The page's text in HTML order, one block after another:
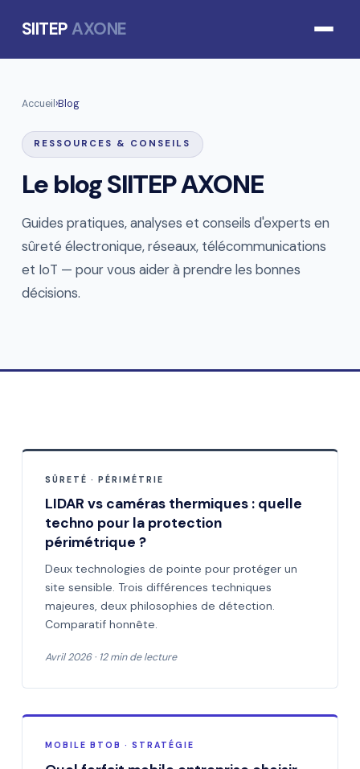
SIITEPAXONE
Accueil ›Blog
RESSOURCES & CONSEILS
Le blog SIITEP AXONE
Guides pratiques, analyses et conseils d'experts en
sûreté électronique, réseaux, télécommunications
et IoT — pour vous aider à prendre les bonnes
décisions.
SÛRETÉ · PÉRIMÉTRIE
LIDAR vs caméras thermiques : quelle
techno pour la protection
périmétrique ?
Deux technologies de pointe pour protéger un
site sensible. Trois différences techniques
majeures, deux philosophies de détection.
Comparatif honnête.
Avril 2026 · 12 min de lecture
MOBILE BTOB · STRATÉGIE